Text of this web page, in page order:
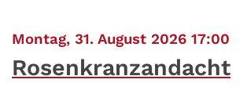
Montag, 31. August 2026 17:00
Rosenkranzandacht